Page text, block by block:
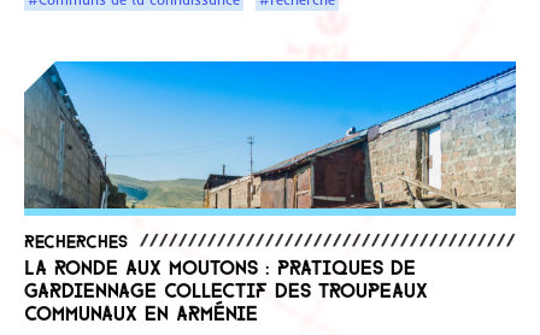
Recherches
La ronde aux moutons : pratiques de
gardiennage collectif des troupeaux
communaux en Arménie